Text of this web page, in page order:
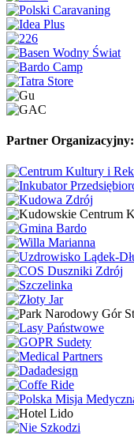
Partner Organizacyjny: